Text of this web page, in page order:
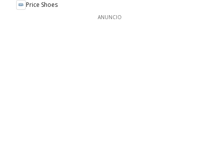
Price Shoes
ANUNCIO